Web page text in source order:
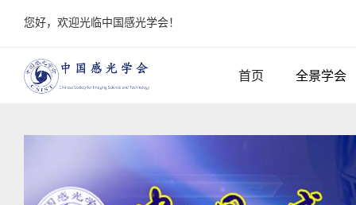
您好，欢迎光临中国感光学会！
首页 全景学会